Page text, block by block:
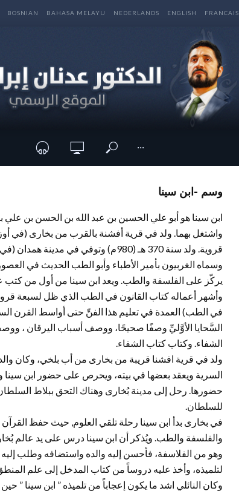
FRANCAIS
ENGLISH
NEDERLANDS
BAHASA MELAYU
BOSNIAN
···
وسم -ابن سينا
ابن سينا هو أبو علي الحسين بن عبد الله بن الحسن بن
واشتغل بهما. ولد في قرية أفشنة بالقرب من بخارى (في
يركّز على الفلسفة والطب. ويعد ابن سينا من أول من كتب
وأشهر أعماله كتاب القانون في الطب الذي ظل لسبعة
في الطب) العمدة في تعليم هذا الفنِّ حتى أواسط القرن
السَّحايا الأوَّليِّ وصفًا صحيحًا، ووصف أسباب اليرقان ،
الشفاء. وكتاب كتاب الشفاء.
ولد في قرية افشنا قريبة من بخارى من أب بلخي، وكان
السرية ويعقد بعضها في بيته، ويحرص على حضور ابن سينا
حضورها. رحل إلى مدينة بُخارى وهناك التحق ببلاط السلطان
للسلطان.
في بخارى بدأ ابن سينا رحلة تلقي العلوم, حيث حفظ
والفلسفة والطب. ويُذكر أن ابن سينا درس على يد عالم
وهو من الفلاسفة، فأحسن إليه والده واستضافه وطلب إليه
لتلميذه، وأخذ عليه دروساً من كتاب المدخل إلى علم
وكان النائلي اشد ما يكون إعجاباً من تلميذه ” ابن سينا ”